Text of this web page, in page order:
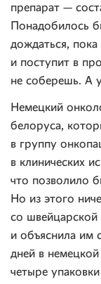
препарат —
Понадобилось
дождаться, пока
и поступит в
не соберешь. А
Немецкий
белоруса,
в группу
в клинических
что позволило
Но из этого
со швейцарской
и объяснила им
дней в немецкой
четыре